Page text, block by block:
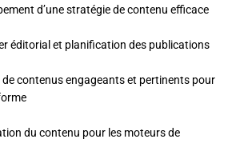
d’une stratégie de contenu efficace
éditorial et planification des publications
de contenus engageants et pertinents pour
du contenu pour les moteurs de